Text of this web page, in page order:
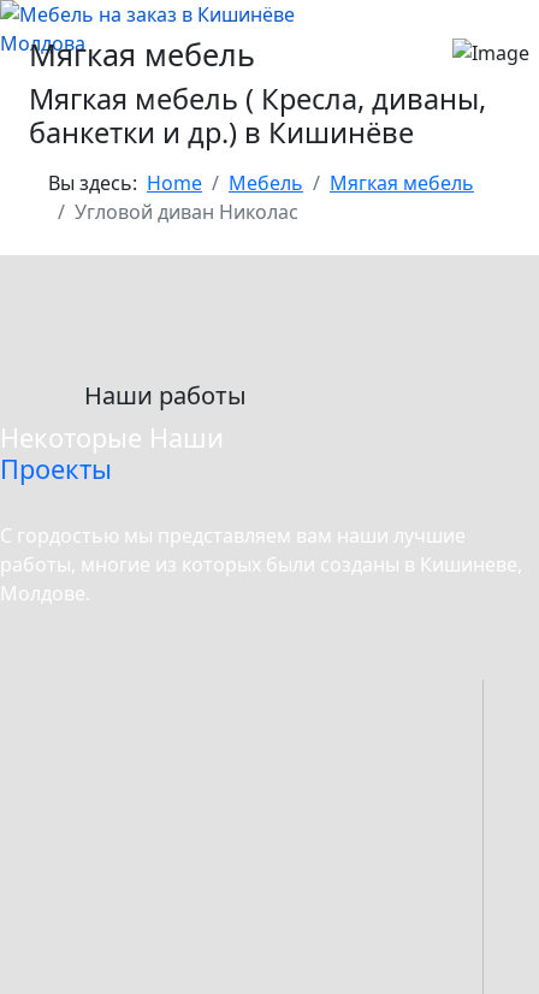
Мягкая мебель
Мягкая мебель ( Кресла, диваны,
банкетки и др.) в Кишинёве
Вы здесь: Home Мебель
Мягкая мебель
Угловой диван Николас
Наши работы
Некоторые Наши
Проекты
С гордостью мы представляем вам наши лучшие
работы, многие из которых были созданы в Кишиневе,
Молдове.